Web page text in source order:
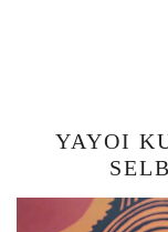
YAYOI